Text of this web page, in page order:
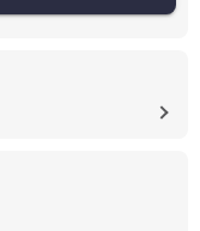
Mascalese
Джулия, Коллио